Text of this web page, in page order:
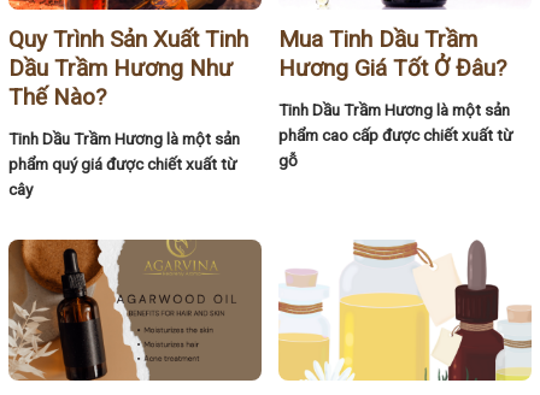
Quy Trình Sản Xuất Tinh
Dầu Trầm Hương Như
Thế Nào?
Tinh Dầu Trầm Hương là một sản
phẩm quý giá được chiết xuất từ
cây
Mua Tinh Dầu Trầm
Hương Giá Tốt Ở Đâu?
Tinh Dầu Trầm Hương là một sản
phẩm cao cấp được chiết xuất từ
gỗ